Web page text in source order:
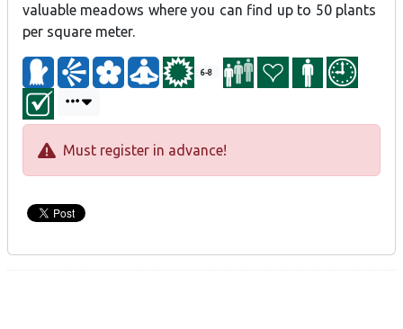
valuable meadows where you can find up to 50 plants
per square meter.
6-8
Must register in advance!